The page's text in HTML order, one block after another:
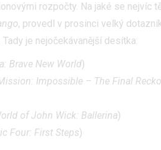
rozpočty. Na jaké se nejvíc
, provedl v prosinci velký
je nejočekávanější desítka:
Brave New World)
Impossible – The Final
of John Wick: Ballerina)
Four: First Steps)